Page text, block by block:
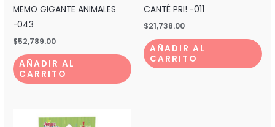
MEMO GIGANTE ANIMALES
-043
$52,789.00
AÑADIR AL
CARRITO
CANTÉ PRI! -011
$21,738.00
AÑADIR AL
CARRITO